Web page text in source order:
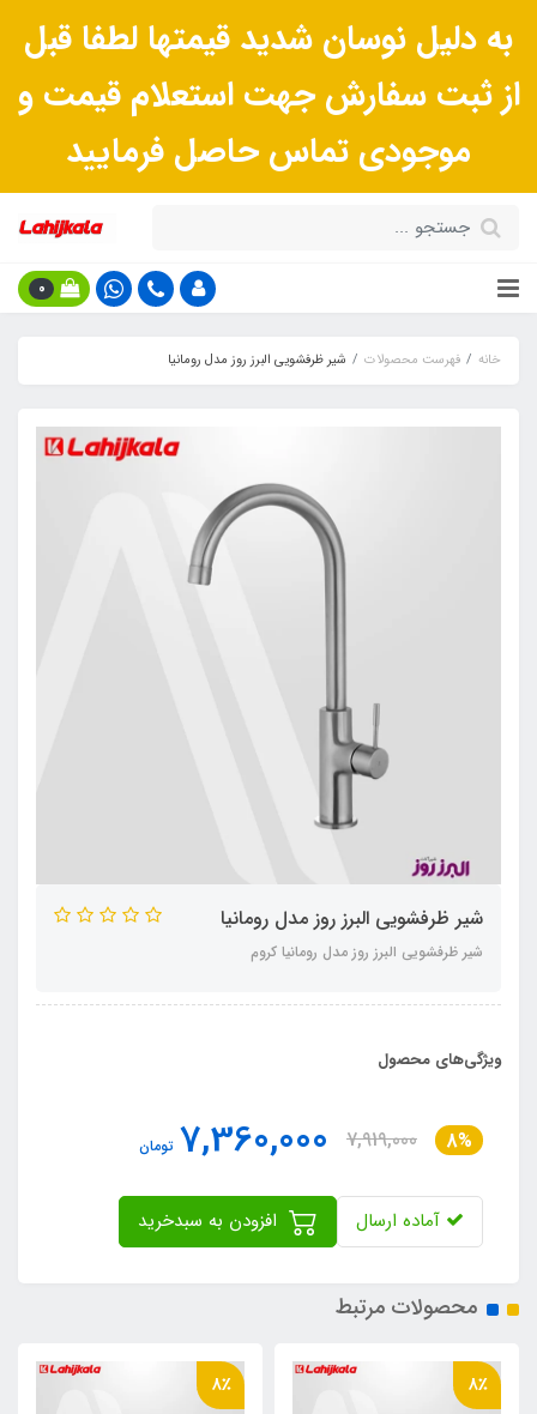
به دلیل نوسان شدید قیمتها لطفا قبل
از ثبت سفارش جهت استعلام قیمت و
موجودی تماس حاصل فرمایید
0
خانه فهرست محصولات شیر ظرفشویی البرز روز مدل رومانیا
شیر ظرفشویی البرز روز مدل رومانیا
شیر ظرفشویی البرز روز مدل رومانیا کروم
ویژگی‌های محصول
8%
7,919,000
7,360,000 تومان
آماده ارسال
محصولات مرتبط
8٪ 8٪